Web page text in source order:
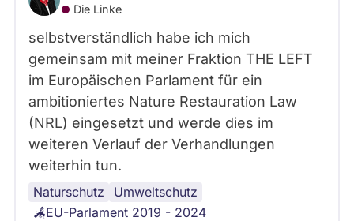
Die Linke
selbstverständlich habe ich mich
gemeinsam mit meiner Fraktion THE LEFT
im Europäischen Parlament für ein
ambitioniertes Nature Restauration Law
(NRL) eingesetzt und werde dies im
weiteren Verlauf der Verhandlungen
weiterhin tun.
Naturschutz Umweltschutz
Europäische
Union
EU-Parlament 2019 - 2024